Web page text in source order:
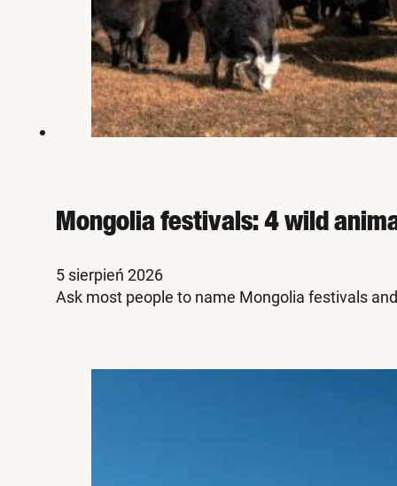
Mongolia festivals: 4 wild
5 sierpień 2026
Ask most people to name Mongolia festivals